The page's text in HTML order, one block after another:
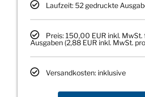
Laufzeit: 52 gedruckte
Preis: 150,00 EUR inkl. MwSt.
Ausgaben (2,88 EUR inkl. MwSt.
Versandkosten: inklusive